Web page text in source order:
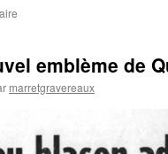
emblème de
marretgravereaux